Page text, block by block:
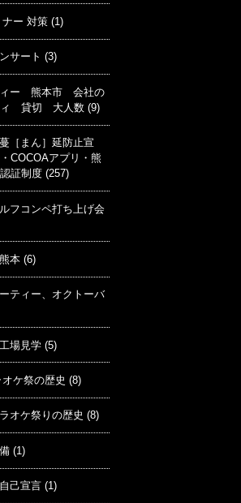
ナー 対策 (1)
サート (3)
ィー 熊本市 会社の
ィ 貸切 大人数 (9)
［まん］延防止宣
COCOAアプリ・熊
証制度 (257)
フコンペ打ち上げ会
本 (6)
ティー、オクトーバ
場見学 (5)
ケ祭の歴史 (8)
オケ祭りの歴史 (8)
(1)
己宣言 (1)